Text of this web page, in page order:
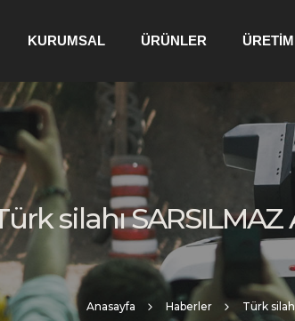
KURUMSAL ÜRÜNLER ÜRETİM
silahı
Anasayfa Haberler Türk